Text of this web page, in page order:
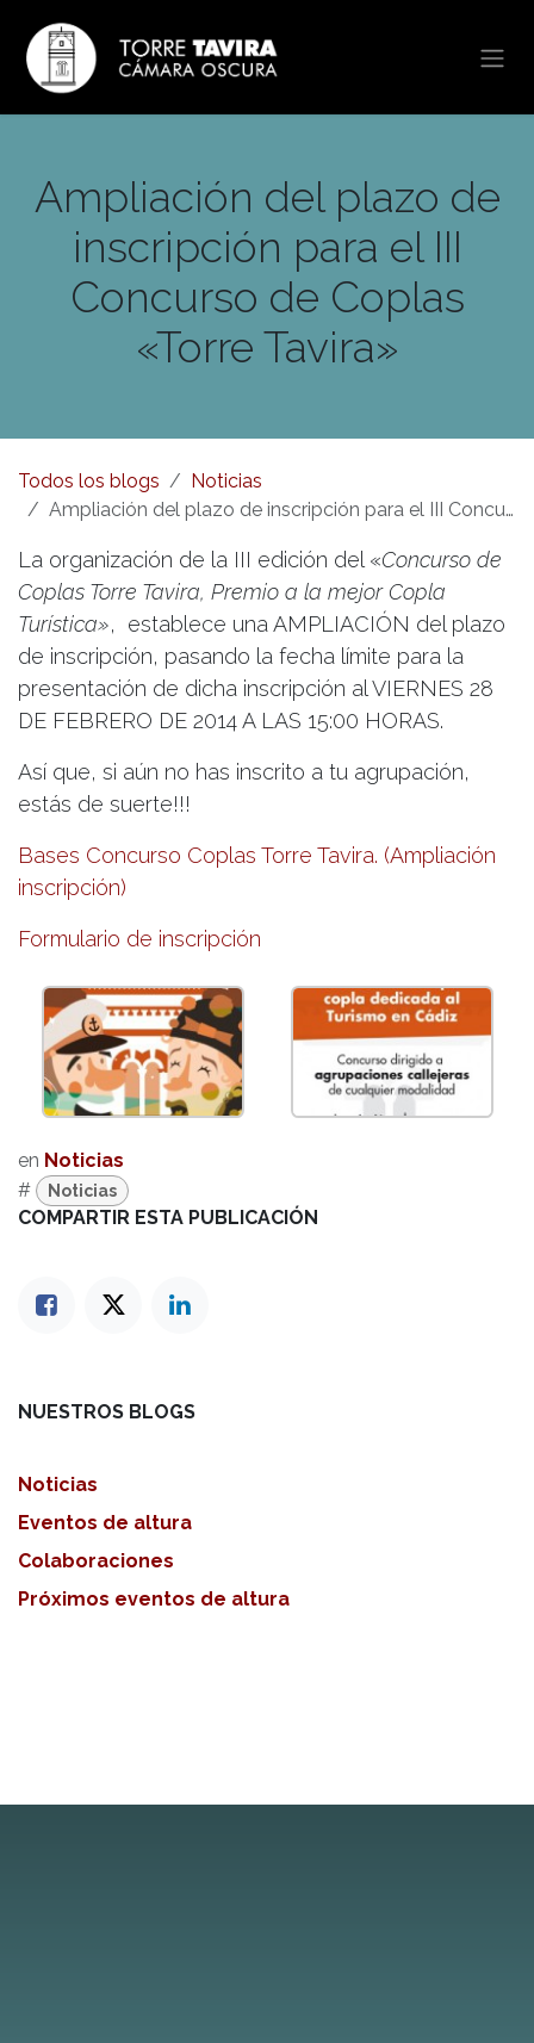
Ampliación del plazo de
inscripción para el III
Concurso de Coplas
«Torre Tavira»
Todos los blogs
Noticias
Ampliación del plazo de inscripción para el III Concurso de Coplas «Torre Tavira»
La organización de la III edición del «Concurso de
Coplas Torre Tavira, Premio a la mejor Copla
Turística», establece una AMPLIACIÓN del plazo
de inscripción, pasando la fecha límite para la
presentación de dicha inscripción al VIERNES 28
DE FEBRERO DE 2014 A LAS 15:00 HORAS.
Así que, si aún no has inscrito a tu agrupación,
estás de suerte!!!
Bases Concurso Coplas Torre Tavira. (Ampliación
inscripción)
Formulario de inscripción
en Noticias
#
Noticias
COMPARTIR ESTA PUBLICACIÓN
NUESTROS BLOGS
Noticias
Eventos de altura
Colaboraciones
Próximos eventos de altura